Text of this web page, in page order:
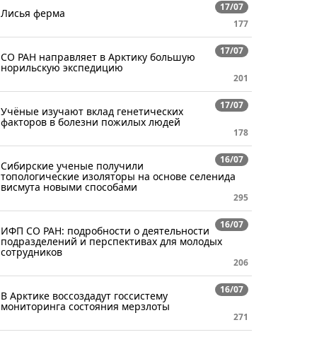
17/07
Лисья ферма
177
17/07
СО РАН направляет в Арктику большую
норильскую экспедицию
201
17/07
Учёные изучают вклад генетических
факторов в болезни пожилых людей
178
16/07
Сибирские ученые получили
топологические изоляторы на основе селенида
висмута новыми способами
295
16/07
ИФП СО РАН: подробности о деятельности
подразделений и перспективах для молодых
сотрудников
206
16/07
В Арктике воссоздадут госсистему
мониторинга состояния мерзлоты
271